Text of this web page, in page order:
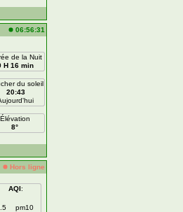
06:56:31
de la Nuit
H 16 min
du soleil
20:43
Élévation
8°
Hors ligne
AQI:
pm10